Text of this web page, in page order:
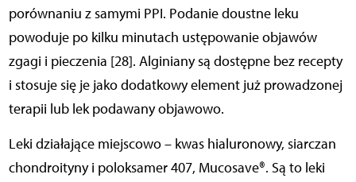
porównaniu z samymi PPI. Podanie doustne leku
powoduje po kilku minutach ustępowanie objawów
zgagi i pieczenia [28]. Alginiany są dostępne bez recepty
i stosuje się je jako dodatkowy element już prowadzonej
terapii lub lek podawany objawowo.
Leki działające miejscowo – kwas hialuronowy, siarczan
chondroityny i poloksamer 407, Mucosave®. Są to leki